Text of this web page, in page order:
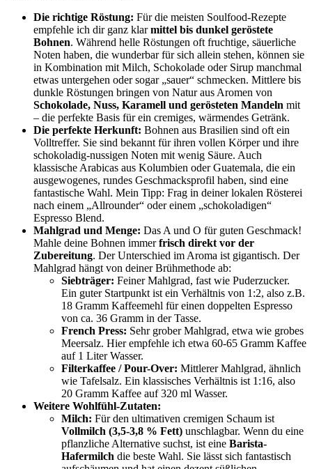
Die richtige Röstung: Für die meisten Soulfood-Rezepte
empfehle ich dir ganz klarmittel bis dunkel geröstete
Bohnen. Während helle Röstungen oft fruchtige, säuerliche
Noten haben, die wunderbar für sich allein stehen, können sie
in Kombination mit Milch, Schokolade oder Sirup manchmal
etwas untergehen oder sogar „sauer“ schmecken. Mittlere bis
dunkle Röstungen bringen von Natur aus Aromen von
Schokolade, Nuss, Karamell und gerösteten Mandeln mit
– die perfekte Basis für ein cremiges, wärmendes Getränk.
Die perfekte Herkunft: Bohnen aus Brasilien sind oft ein
Volltreffer. Sie sind bekannt für ihren vollen Körper und ihre
schokoladig-nussigen Noten mit wenig Säure. Auch
klassische Arabicas aus Kolumbien oder Guatemala, die ein
ausgewogenes, rundes Geschmacksprofil haben, sind eine
fantastische Wahl. Mein Tipp: Frag in deiner lokalen Rösterei
nach einem „Allrounder“ oder einem „schokoladigen“
Espresso Blend.
Mahlgrad und Menge: Das A und O für guten Geschmack!
Mahle deine Bohnen immerfrisch direkt vor der
Zubereitung. Der Unterschied im Aroma ist gigantisch. Der
Mahlgrad hängt von deiner Brühmethode ab:
Siebträger: Feiner Mahlgrad, fast wie Puderzucker.
Ein guter Startpunkt ist ein Verhältnis von 1:2, also z.B.
18 Gramm Kaffeemehl für einen doppelten Espresso
von ca. 36 Gramm in der Tasse.
French Press: Sehr grober Mahlgrad, etwa wie grobes
Meersalz. Hier empfehle ich etwa 60-65 Gramm Kaffee
auf 1 Liter Wasser.
Filterkaffee / Pour-Over: Mittlerer Mahlgrad, ähnlich
wie Tafelsalz. Ein klassisches Verhältnis ist 1:16, also
20 Gramm Kaffee auf 320 ml Wasser.
Weitere Wohlfühl-Zutaten:
Milch: Für den ultimativen cremigen Schaum ist
Vollmilch (3,5-3,8 % Fett) unschlagbar. Wenn du eine
pflanzliche Alternative suchst, ist eine Barista-
Hafermilch die beste Wahl. Sie lässt sich fantastisch